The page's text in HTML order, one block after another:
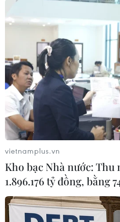
Đại biểu hai nước cùng đại diện
chụp ảnh lưu niệm. (Ảnh:
Thực hiện Chương trình
Quốc gia 2023, VICOFA tổ
khẩu-tham gia sự kiện.
vietnamplus.vn
Kho bạc Nhà nước: Thu
1.896.176 tỷ đồng, bằng